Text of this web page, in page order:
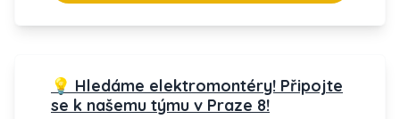
💡 Hledáme elektromontéry! Připojte
se k našemu týmu v Praze 8!